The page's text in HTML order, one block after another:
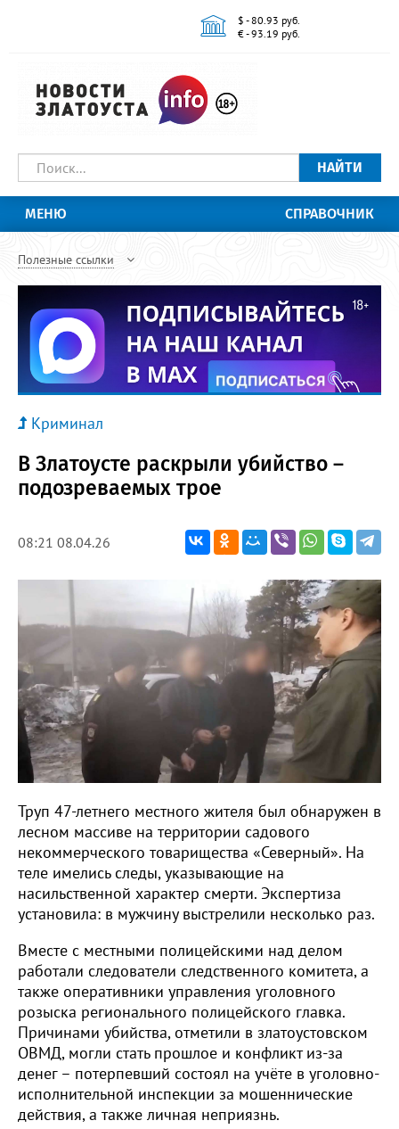
$ - 80.93 руб.
€ - 93.19 руб.
НАЙТИ
МЕНЮ СПРАВОЧНИК
Полезные ссылки
Криминал
В Златоусте раскрыли убийство –
подозреваемых трое
08:21 08.04.26
Труп 47-летнего местного жителя был обнаружен в
лесном массиве на территории садового
некоммерческого товарищества «Северный». На
теле имелись следы, указывающие на
насильственной характер смерти. Экспертиза
установила: в мужчину выстрелили несколько раз.
Вместе с местными полицейскими над делом
работали следователи следственного комитета, а
также оперативники управления уголовного
розыска регионального полицейского главка.
Причинами убийства, отметили в златоустовском
ОВМД, могли стать прошлое и конфликт из-за
денег – потерпевший состоял на учёте в уголовно-
исполнительной инспекции за мошеннические
действия, а также личная неприязнь.